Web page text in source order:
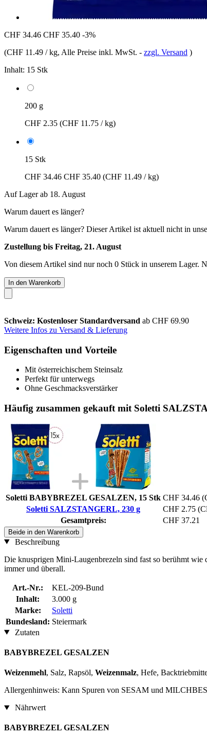
CHF 34.46 CHF 35.40 -3%
(CHF 11.49 / kg, Alle Preise inkl. MwSt. - zzgl. Versand )
Inhalt: 15 Stk
200 g
CHF 2.35 (CHF 11.75 / kg)
15 Stk
CHF 34.46 CHF 35.40 (CHF 11.49 / kg)
Auf Lager ab 18. August
Warum dauert es länger?
Warum dauert es länger? Dieser Artikel ist aktuell nicht in
Zustellung bis Freitag, 21. August
Von diesem Artikel sind nur noch 0 Stück in unserem Lager.
In den Warenkorb
Schweiz: Kostenloser Standardversand ab CHF 69.90
Weitere Infos zu Versand & Lieferung
Eigenschaften und Vorteile
Mit österreichischem Steinsalz
Perfekt für unterwegs
Ohne Geschmacksverstärker
Häufig zusammen gekauft mit Soletti
Soletti BABYBREZEL GESALZEN, 15 Stk CHF 34.46
Soletti SALZSTANGERL, 230 g
CHF 2.75
Gesamtpreis:
CHF 37.21
Beide in den Warenkorb
Beschreibung
Die knusprigen Mini-Laugenbrezeln sind fast so berühmt wie
immer und überall.
Art.-Nr.:
KEL-209-Bund
Inhalt:
3.000 g
Marke:
Soletti
Bundesland: Steiermark
Zutaten
BABYBREZEL GESALZEN
Weizenmehl, Salz, Rapsöl, Weizenmalz, Hefe,
Allergenhinweis: Kann Spuren von SESAM und
Nährwert
BABYBREZEL GESALZEN